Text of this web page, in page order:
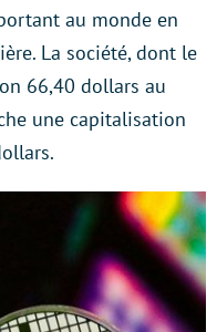
au monde en
La société, dont le
66,40 dollars au
une capitalisation